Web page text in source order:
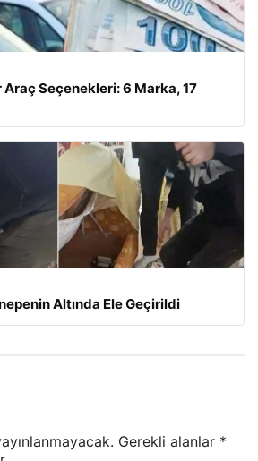
Araç Seçenekleri: 6 Marka, 17
Altında Ele Geçirildi
Gerekli alanlar *